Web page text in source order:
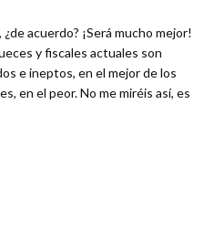
acuerdo? ¡Será mucho mejor!
y fiscales actuales son
e ineptos, en el mejor de los
en el peor. No me miréis así, es